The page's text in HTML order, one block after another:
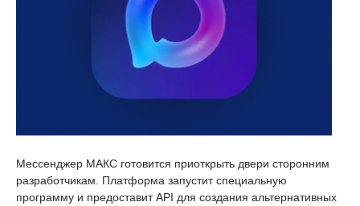
Мессенджер МАКС готовится приоткрыть двери сторонним
разработчикам. Платформа запустит специальную
программу и предоставит API для создания альтернативных